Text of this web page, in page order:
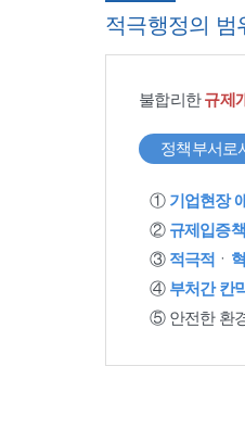
적극행정의 범
불합리한규제
정책부서로
① 기업현장
② 규제입증
③ 적극적 ㆍ
④ 부처간 칸
⑤ 안전한 환